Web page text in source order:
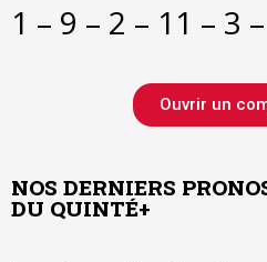
1 – 9 – 2 – 11 – 3
Ouvrir un
NOS DERNIERS
DU QUINTÉ+